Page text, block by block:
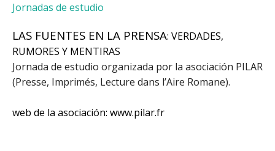
Jornadas de estudio
LAS FUENTES EN LA PRENSA: VERDADES,
RUMORES Y MENTIRAS
Jornada de estudio organizada por la asociación PILAR
(Presse, Imprimés, Lecture dans l’Aire Romane).
web de la asociación: www.pilar.fr